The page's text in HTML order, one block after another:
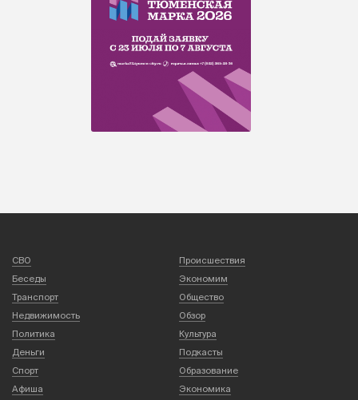
СВО
Происшествия
Беседы
Экономим
Транспорт
Общество
Недвижимость
Обзор
Политика
Культура
Деньги
Подкасты
Спорт
Образование
Афиша
Экономика